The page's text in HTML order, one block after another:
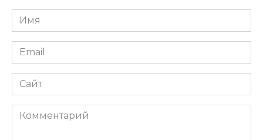
Имя
Email
Сайт
Комментарий